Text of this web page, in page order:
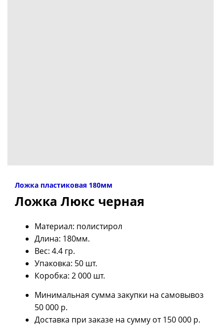
Ложка пластиковая 180мм
Ложка Люкс черная
Материал: полистирол
Длина: 180мм.
Вес: 4.4 гр.
Упаковка: 50 шт.
Коробка: 2 000 шт.
Минимальная сумма закупки на самовывоз
50 000 р.
Доставка при заказе на сумму от 150 000 р.